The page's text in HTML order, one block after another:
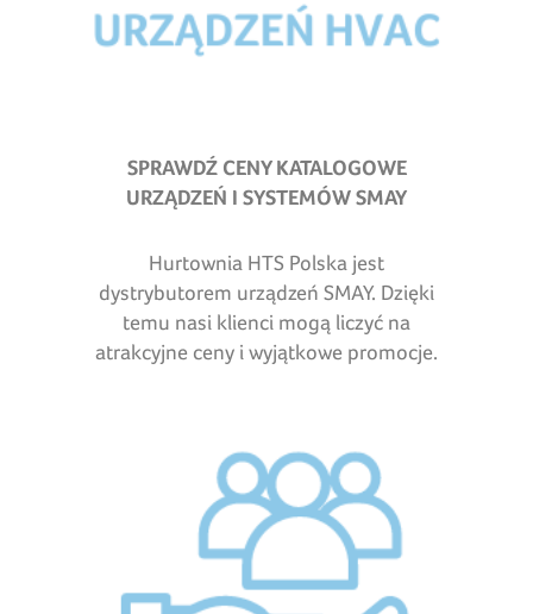
SPRAWDŹ CENY KATALOGOWE
URZĄDZEŃ I SYSTEMÓW SMAY
Hurtownia HTS Polska jest
dystrybutorem urządzeń SMAY. Dzięki
temu nasi klienci mogą liczyć na
atrakcyjne ceny i wyjątkowe promocje.